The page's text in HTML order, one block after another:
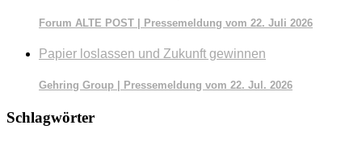
Forum ALTE POST | Pressemeldung vom 22. Juli 2026
Papier loslassen und Zukunft gewinnen
Gehring Group | Pressemeldung vom 22. Jul. 2026
Schlagwörter